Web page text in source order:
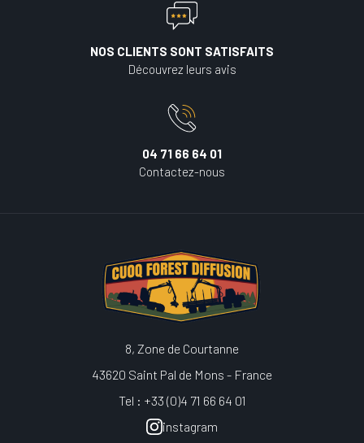
NOS CLIENTS SONT SATISFAITS
Découvrez leurs avis
04 71 66 64 01
Contactez-nous
8, Zone de Courtanne
43620 Saint Pal de Mons - France
Tel : +33 (0)4 71 66 64 01
instagram